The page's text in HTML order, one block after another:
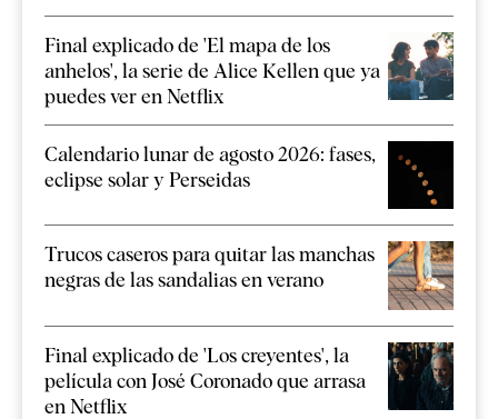
Final explicado de 'El mapa de los
anhelos', la serie de Alice Kellen que ya
puedes ver en Netflix
Calendario lunar de agosto 2026: fases,
eclipse solar y Perseidas
Trucos caseros para quitar las manchas
negras de las sandalias en verano
Final explicado de 'Los creyentes', la
película con José Coronado que arrasa
en Netflix